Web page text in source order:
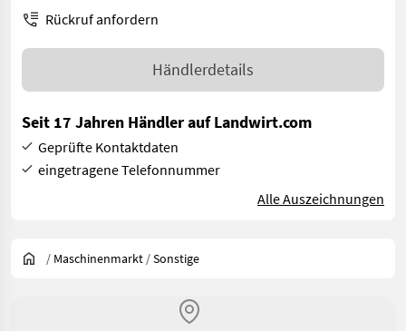
Rückruf anfordern
Händlerdetails
Seit 17 Jahren Händler auf Landwirt.com
Geprüfte Kontaktdaten
eingetragene Telefonnummer
Alle Auszeichnungen
/ Maschinenmarkt /Sonstige